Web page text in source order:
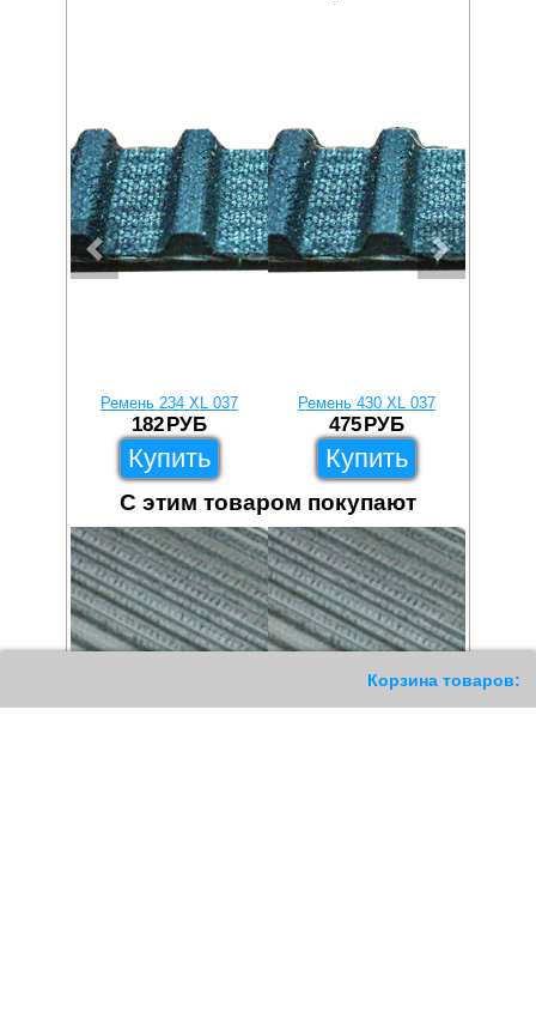
Корзина товаров:
Ремень 234 XL 037
182 РУБ
Купить
Ремень 430 XL 037
475 РУБ
Купить
С этим товаром покупают
84